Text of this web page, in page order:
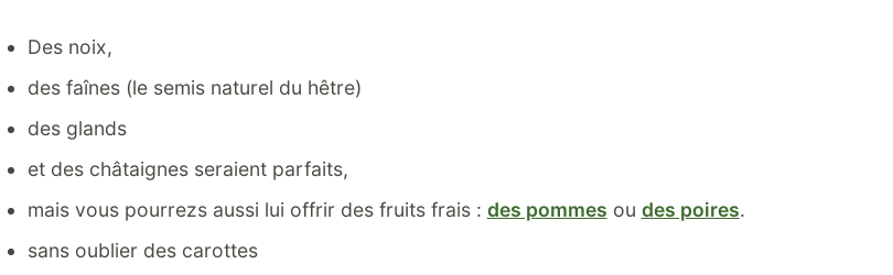
Des noix,
des faînes (le semis naturel du hêtre)
des glands
et des châtaignes seraient parfaits,
mais vous pourrezs aussi lui offrir des fruits frais : des pommes ou des poires.
sans oublier des carottes